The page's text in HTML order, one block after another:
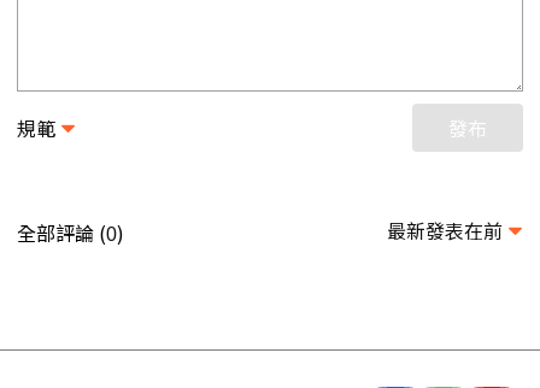
規範 發布
全部評論 (0) 最新發表在前